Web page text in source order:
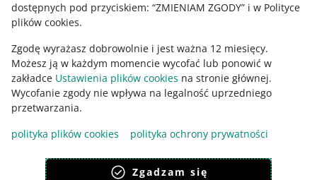
dostępnych pod przyciskiem: “ZMIENIAM ZGODY” i w Polityce
plików cookies.
Zgodę wyrażasz dobrowolnie i jest ważna 12 miesięcy.
Możesz ją w każdym momencie wycofać lub ponowić w
zakładce Ustawienia plików cookies na stronie głównej.
Wycofanie zgody nie wpływa na legalność uprzedniego
przetwarzania.
polityka plików cookies
polityka ochrony prywatności
Zgadzam się
Ta strona jest też dostępna w innych językach
wygląd: motyw jasny